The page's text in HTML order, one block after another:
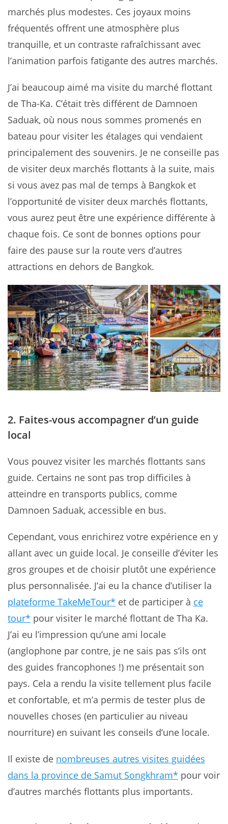
marchés plus modestes. Ces joyaux moins
fréquentés offrent une atmosphère plus
tranquille, et un contraste rafraîchissant avec
l’animation parfois fatigante des autres marchés.
J’ai beaucoup aimé ma visite du marché flottant
de Tha-Ka. C’était très différent de Damnoen
Saduak, où nous nous sommes promenés en
bateau pour visiter les étalages qui vendaient
principalement des souvenirs. Je ne conseille pas
de visiter deux marchés flottants à la suite, mais
si vous avez pas mal de temps à Bangkok et
l’opportunité de visiter deux marchés flottants,
vous aurez peut être une expérience différente à
chaque fois. Ce sont de bonnes options pour
faire des pause sur la route vers d’autres
attractions en dehors de Bangkok.
2. Faites-vous accompagner d’un guide
local
Vous pouvez visiter les marchés flottants sans
guide. Certains ne sont pas trop difficiles à
atteindre en transports publics, comme
Damnoen Saduak, accessible en bus.
Cependant, vous enrichirez votre expérience en y
allant avec un guide local. Je conseille d’éviter les
gros groupes et de choisir plutôt une expérience
plus personnalisée. J’ai eu la chance d’utiliser la
plateforme TakeMeTour* et de participer à ce
tour* pour visiter le marché flottant de Tha Ka.
J’ai eu l’impression qu’une ami locale
(anglophone par contre, je ne sais pas s’ils ont
des guides francophones !) me présentait son
pays. Cela a rendu la visite tellement plus facile
et confortable, et m’a permis de tester plus de
nouvelles choses (en particulier au niveau
nourriture) en suivant les conseils d’une locale.
Il existe de nombreuses autres visites guidées
dans la province de Samut Songkhram* pour voir
d’autres marchés flottants plus importants.